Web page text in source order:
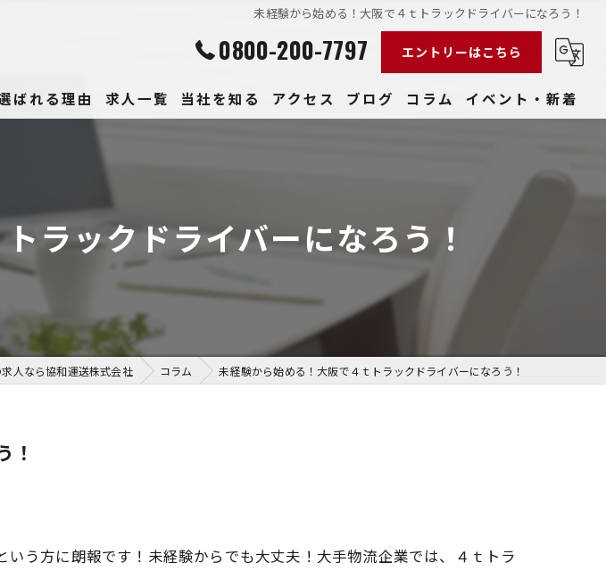
未経験から始める！大阪で４ｔトラックドライバーになろう！
0800-200-7797 エントリーはこちら
ばれる理由 求人一覧 当社を知る
高収入
アクセス ブログ コラム イベント・新着
ラックドライバーになろう！
人なら協和運送株式会社 コラム 未経験から始める！大阪で４ｔトラックドライバーになろう！
！
う方に朗報です！未経験からでも大丈夫！大手物流企業では、４ｔトラ